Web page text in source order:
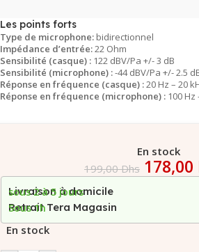
Les points forts
Type de microphone: bidirectionnel
Impédance d’entrée:22 Ohm
Sensibilité (casque) : 122 dBV/Pa +/- 3 dB
Sensibilité (microphone) :-44 dBV/Pa +/- 2.5
Réponse en fréquence (casque) :20 Hz – 20
Réponse en fréquence (microphone) : 100 Hz
En stock
199,00Dhs 178,00
Livraison à domicile
sous 2 à 5 jours
Retrait Tera Magasin
Sous 1h
En stock